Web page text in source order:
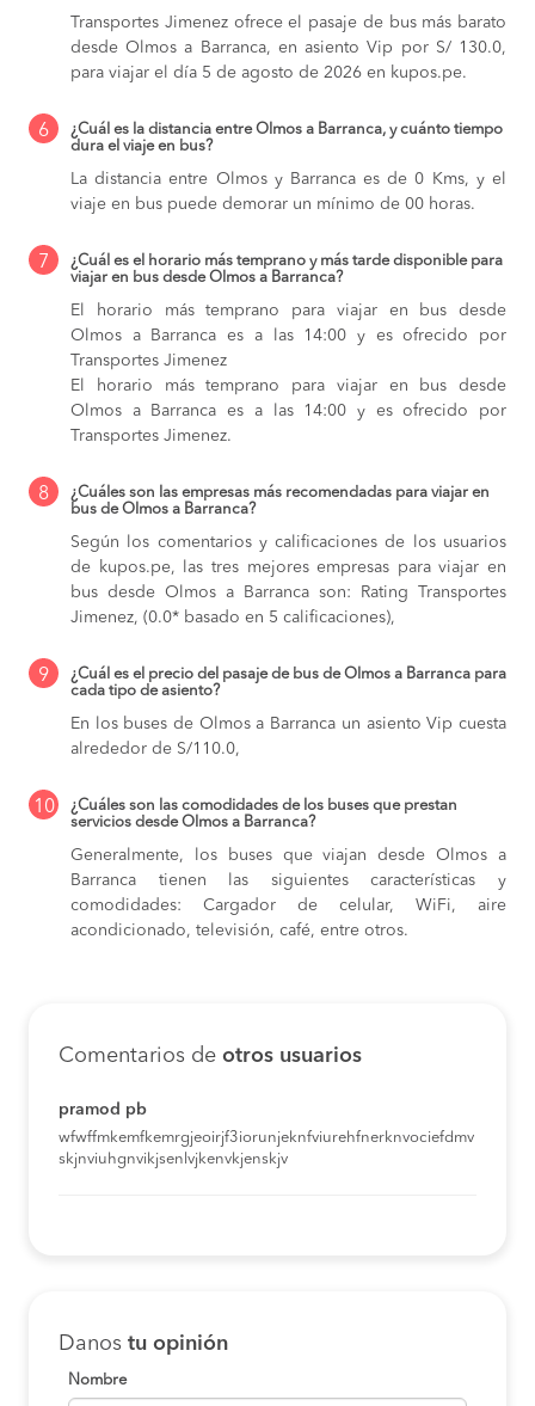
Transportes Jimenez ofrece el pasaje de bus más barato
desde Olmos a Barranca, en asiento Vip por S/ 130.0,
para viajar el día 5 de agosto de 2026 en kupos.pe.
6
¿Cuál es la distancia entre Olmos a Barranca, y cuánto tiempo
dura el viaje en bus?
La distancia entre Olmos y Barranca es de 0 Kms, y el
viaje en bus puede demorar un mínimo de 00 horas.
7
¿Cuál es el horario más temprano y más tarde disponible para
viajar en bus desde Olmos a Barranca?
El horario más temprano para viajar en bus desde
Olmos a Barranca es a las 14:00 y es ofrecido por
Transportes Jimenez
El horario más temprano para viajar en bus desde
Olmos a Barranca es a las 14:00 y es ofrecido por
Transportes Jimenez.
8
¿Cuáles son las empresas más recomendadas para viajar en
bus de Olmos a Barranca?
Según los comentarios y calificaciones de los usuarios
de kupos.pe, las tres mejores empresas para viajar en
bus desde Olmos a Barranca son: Rating Transportes
Jimenez, (0.0* basado en 5 calificaciones),
9
¿Cuál es el precio del pasaje de bus de Olmos a Barranca para
cada tipo de asiento?
En los buses de Olmos a Barranca un asiento Vip cuesta
alrededor de S/110.0,
10
¿Cuáles son las comodidades de los buses que prestan
servicios desde Olmos a Barranca?
Generalmente, los buses que viajan desde Olmos a
Barranca tienen las siguientes características y
comodidades: Cargador de celular, WiFi, aire
acondicionado, televisión, café, entre otros.
Comentarios de otros usuarios
pramod pb
wfwffmkemfkemrgjeoirjf3iorunjeknfviurehfnerknvociefdmv
skjnviuhgnvikjsenlvjkenvkjenskjv
Danos tu opinión
Nombre